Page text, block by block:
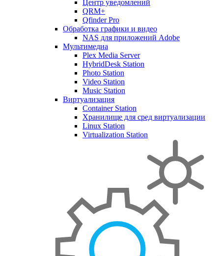
Центр уведомлений
QRM+
Qfinder Pro
Обработка графики и видео
NAS для приложений Adobe
Мультимедиа
Plex Media Server
HybridDesk Station
Photo Station
Video Station
Music Station
Виртуализация
Container Station
Хранилище для сред виртуализации
Linux Station
Virtualization Station